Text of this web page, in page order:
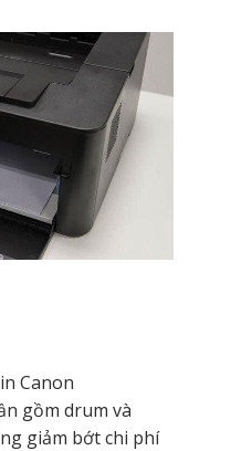
Canon
gồm drum và
giảm bớt chi phí